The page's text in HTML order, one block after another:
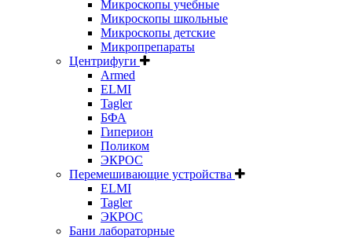
Микроскопы учебные
Микроскопы школьные
Микроскопы детские
Микропрепараты
Центрифуги
Armed
ELMI
Tagler
БФА
Гиперион
Поликом
ЭКРОС
Перемешивающие устройства
ELMI
Tagler
ЭКРОС
Бани лабораторные